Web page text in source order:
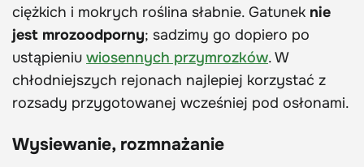
ciężkich i mokrych roślina słabnie. Gatunek nie
jest mrozoodporny; sadzimy go dopiero po
ustąpieniu wiosennych przymrozków. W
chłodniejszych rejonach najlepiej korzystać z
rozsady przygotowanej wcześniej pod osłonami.
Wysiewanie, rozmnażanie